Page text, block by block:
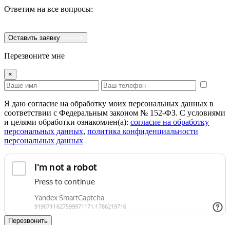
Ответим на все вопросы:
Оставить заявку
Перезвоните мне
×
Я даю согласие на обработку моих персональных данных в
соответствии с Федеральным законом № 152-ФЗ. С условиями
и целями обработки ознакомлен(а): cогласие на обработку
персональных данных, политика конфиденциальности
персональных данных
Перезвонить